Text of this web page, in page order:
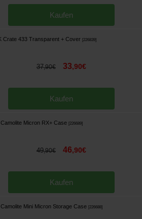
Kaufen
Crate 433 Transparent + Cover [226839]
37,90€ 33,90€
Kaufen
Micron RX+ Case [226689]
49,90€ 46,90€
Kaufen
Mini Micron Storage Case [226688]